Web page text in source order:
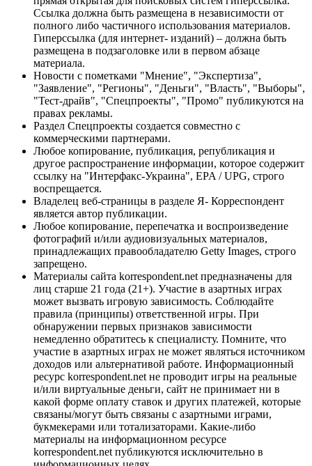
Ссылка должна быть размещена в независимости от
полного либо частичного использования материалов.
Гиперссылка (для интернет- изданий) – должна быть
размещена в подзаголовке или в первом абзаце
материала.
Новости с пометками "Мнение", "Экспертиза",
"Заявление", "Регионы", "Деньги", "Власть", "Выборы",
"Тест-драйв", "Спецпроекты", "Промо" публикуются на
правах рекламы.
Раздел Спецпроекты создается совместно с
коммерческими партнерами.
Любое копирование, публикация, републикация и
другое распространение информации, которое содержит
ссылку на "Интерфакс-Украина", EPA / UPG, строго
воспрещается.
Владелец веб-страницы в разделе Я- Корреспондент
является автор публикации.
Любое копирование, перепечатка и воспроизведение
фотографий и/или аудиовизуальных материалов,
принадлежащих правообладателю Getty Images, строго
запрещено.
Материалы сайта korrespondent.net предназначены для
лиц старше 21 года (21+). Участие в азартных играх
может вызвать игровую зависимость. Соблюдайте
правила (принципы) ответственной игры. При
обнаружении первых признаков зависимости
немедленно обратитесь к специалисту. Помните, что
участие в азартных играх не может являться источником
доходов или альтернативой работе. Информационный
ресурс korrespondent.net не проводит игры на реальные
и/или виртуальные деньги, сайт не принимает ни в
какой форме оплату ставок и других платежей, которые
связаны/могут быть связаны с азартными играми,
букмекерами или тотализаторами. Какие-либо
материалы на информационном ресурсе
korrespondent.net публикуются исключительно в